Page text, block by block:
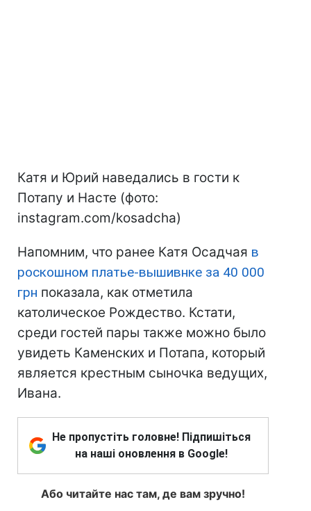
Катя и Юрий наведались в гости к
Потапу и Насте (фото:
instagram.com/kosadcha)
Напомним, что ранее Катя Осадчая в
роскошном платье-вышивнке за 40 000
грн показала, как отметила
католическое Рождество. Кстати,
среди гостей пары также можно было
увидеть Каменских и Потапа, который
является крестным сыночка ведущих,
Ивана.
Не пропустіть головне! Підпишіться
на наші оновлення в Google!
Або читайте нас там, де вам зручно!